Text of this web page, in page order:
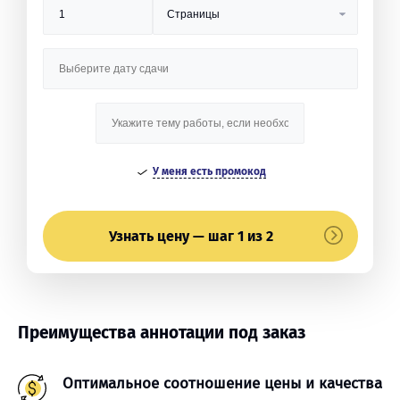
У меня есть промокод
Узнать цену — шаг 1 из 2
Преимущества аннотации под заказ
Оптимальное соотношение цены и качества